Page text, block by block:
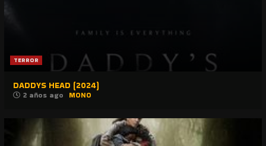
TERROR
DADDYS HEAD (2024)
2 años ago MONO